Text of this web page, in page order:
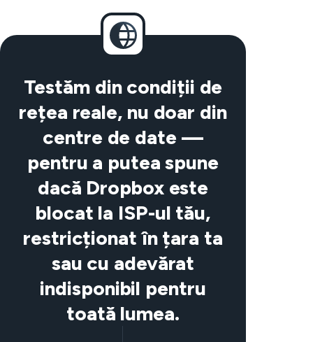
Testăm din condiții de
rețea reale, nu doar din
centre de date —
pentru a putea spune
dacă Dropbox este
blocat la ISP-ul tău,
restricționat în țara ta
sau cu adevărat
indisponibil pentru
toată lumea.